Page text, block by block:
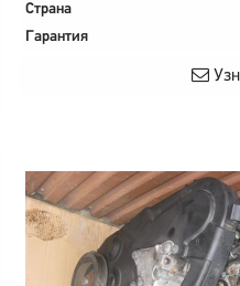
Страна
Гарантия